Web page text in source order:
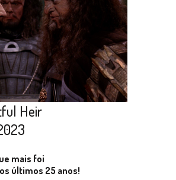
Heir
mais foi
últimos 25 anos!